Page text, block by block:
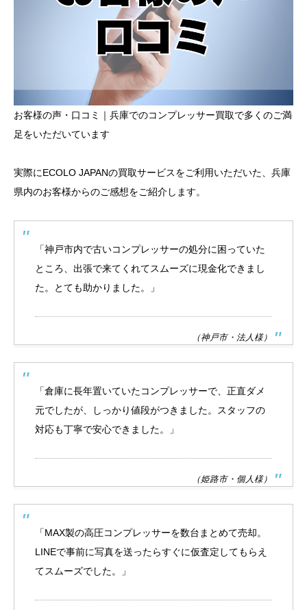
お客様の声・口コミ｜兵庫でのコンプレッサー買取で多くのご満
足をいただいています
実際にECOLO JAPANの買取サービスをご利用いただいた、兵庫
県内のお客様からのご感想をご紹介します。
「神戸市内で古いコンプレッサーの処分に困っていた
ところ、出張で来てくれてスムーズに現金化できまし
た。とても助かりました。」
（神戸市・法人様）
「倉庫に長年置いていたコンプレッサーで、正直ダメ
元でしたが、しっかり値段がつきました。スタッフの
対応も丁寧で安心できました。」
（姫路市・個人様）
「MAX製の高圧コンプレッサーを数台まとめて売却。
LINEで事前に写真を送ったらすぐに仮査定してもらえ
てスムーズでした。」